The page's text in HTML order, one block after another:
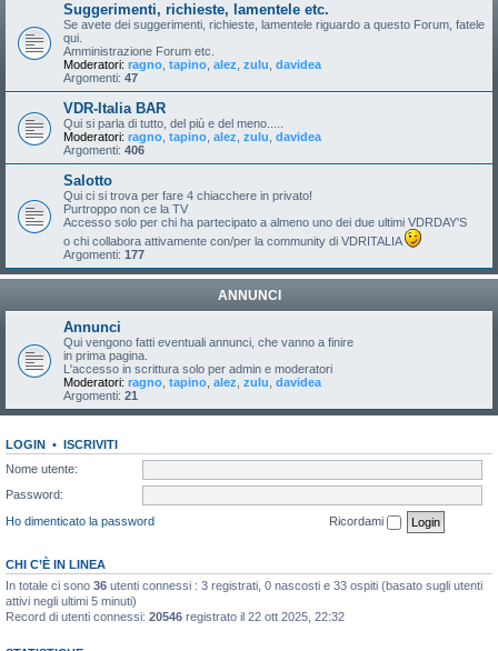
Suggerimenti, richieste, lamentele etc.
Se avete dei suggerimenti, richieste, lamentele riguardo a questo Forum, fatele
qui.
Amministrazione Forum etc.
Moderatori: ragno tapino alez zulu davidea
Argomenti: 47
VDR-Italia BAR
Qui si parla di tutto, del più e del meno.....
Moderatori: ragno tapino alez zulu davidea
Argomenti: 406
Salotto
Qui ci si trova per fare 4 chiacchere in privato!
Purtroppo non ce la TV
Accesso solo per chi ha partecipato a almeno uno dei due ultimi VDRDAY'S
o chi collabora attivamente con/per la community di VDRITALIA
Argomenti: 177
ANNUNCI
Annunci
Qui vengono fatti eventuali annunci, che vanno a finire
in prima pagina.
L'accesso in scrittura solo per admin e moderatori
Moderatori: ragno tapino alez zulu davidea
Argomenti: 21
LOGIN • ISCRIVITI
Nome utente:
Password:
Ho dimenticato la password
Ricordami
CHI C’È IN LINEA
In totale ci sono 36 utenti connessi : 3 registrati, 0 nascosti e 33 ospiti (basato sugli utenti
attivi negli ultimi 5 minuti)
Record di utenti connessi: 20546 registrato il 22 ott 2025, 22:32